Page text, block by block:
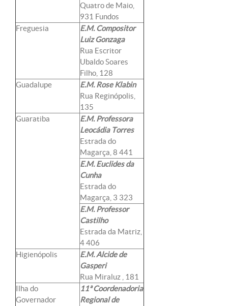
Quatro de Maio,
931 Fundos
Freguesia
E.M. Compositor
Luiz Gonzaga
Rua Escritor
Ubaldo Soares
Filho, 128
Guadalupe
E.M. Rose Klabin
Rua Reginópolis,
135
Guaratiba
E.M. Professora
Leocádia Torres
Estrada do
Magarça, 8 441
E.M. Euclides da
Cunha
Estrada do
Magarça, 3 323
E.M. Professor
Castilho
Estrada da Matriz,
4 406
Higienópolis
E.M. Alcide de
Gasperi
Rua Miraluz , 181
Ilha do
Governador
11ª Coordenadoria
Regional de